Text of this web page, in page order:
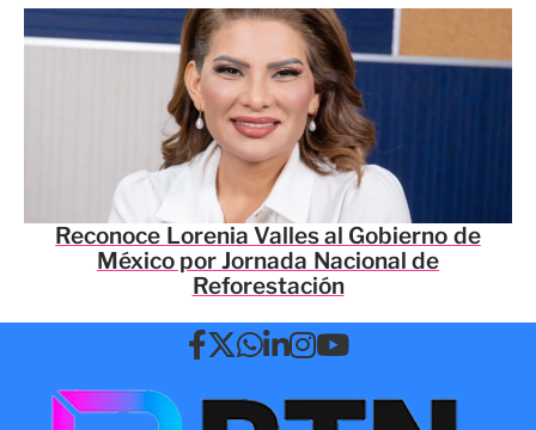
Reconoce Lorenia Valles al Gobierno de
México por Jornada Nacional de
Reforestación